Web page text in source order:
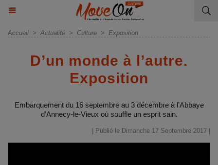
Accueil > Actualité > Culture > Exposition
D’un monde à l’autre.
Exposition
Embarquement du 16 septembre au 3 décembre à l’Abbaye
d’Annecy-le-Vieux où souffle un esprit sain.
| Publié le Dimanche 17 Septembre 2017 |